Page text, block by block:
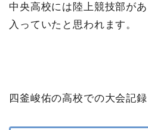
中央高校には陸上競技部が
入っていたと思われます。
四釜峻佑の高校での大会記録